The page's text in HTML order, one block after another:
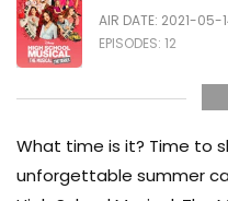
EMMY
AIR DATE: 2021-05-
EPISODES: 12
AIR DATE: 2022-07-
What time is it? Time to
unforgettable summer